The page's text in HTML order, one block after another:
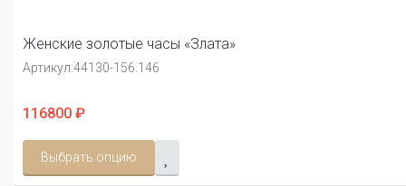
Женские золотые часы «Злата»
Артикул:44130-156.146
116800 ₽
Выбрать опцию